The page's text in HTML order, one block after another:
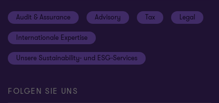
Hinweisgebersystem
Login
Newsletter Anmeldung
Informationspflichten DS-GVO
Rechtliche Hinweise
Cookie-Einstellungen
Audit & Assurance Advisory Tax Legal
Internationale Expertise
Unsere Sustainability- und ESG-Services
FOLGEN SIE UNS